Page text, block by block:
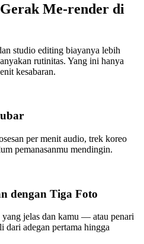
Me-render di
studio editing biayanya lebih
rutinitas. Yang ini hanya
kesabaran.
per menit audio, trek koreo
pemanasanmu mendingin.
dengan Tiga Foto
jelas dan kamu — atau penari
adegan pertama hingga